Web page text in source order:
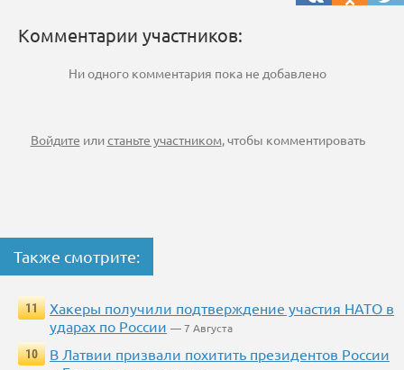
Комментарии участников:
Ни одного комментария пока не добавлено
Войдите илистаньте участником, чтобы комментировать
Также смотрите:
11
Хакеры получили подтверждение участия НАТО в
ударах по России — 7 Августа
10
В Латвии призвали похитить президентов России